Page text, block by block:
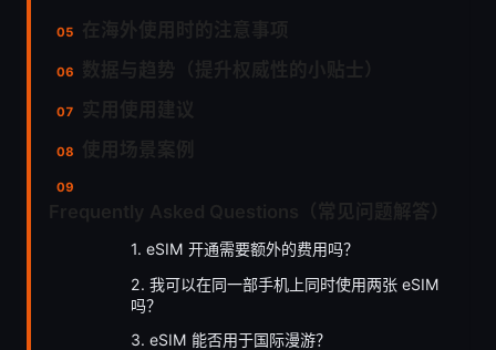
1. eSIM 开通需要额外的费用吗？
2. 我可以在同一部手机上同时使用两张 eSIM
吗？
3. eSIM 能否用于国际漫游？